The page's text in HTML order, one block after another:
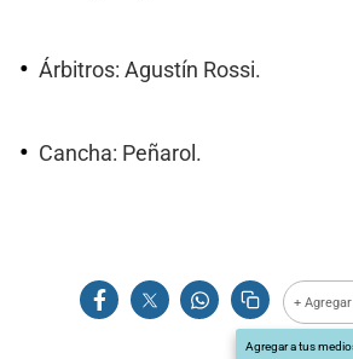
Árbitros: Agustín Rossi.
Cancha: Peñarol.
+
Agregar a tus